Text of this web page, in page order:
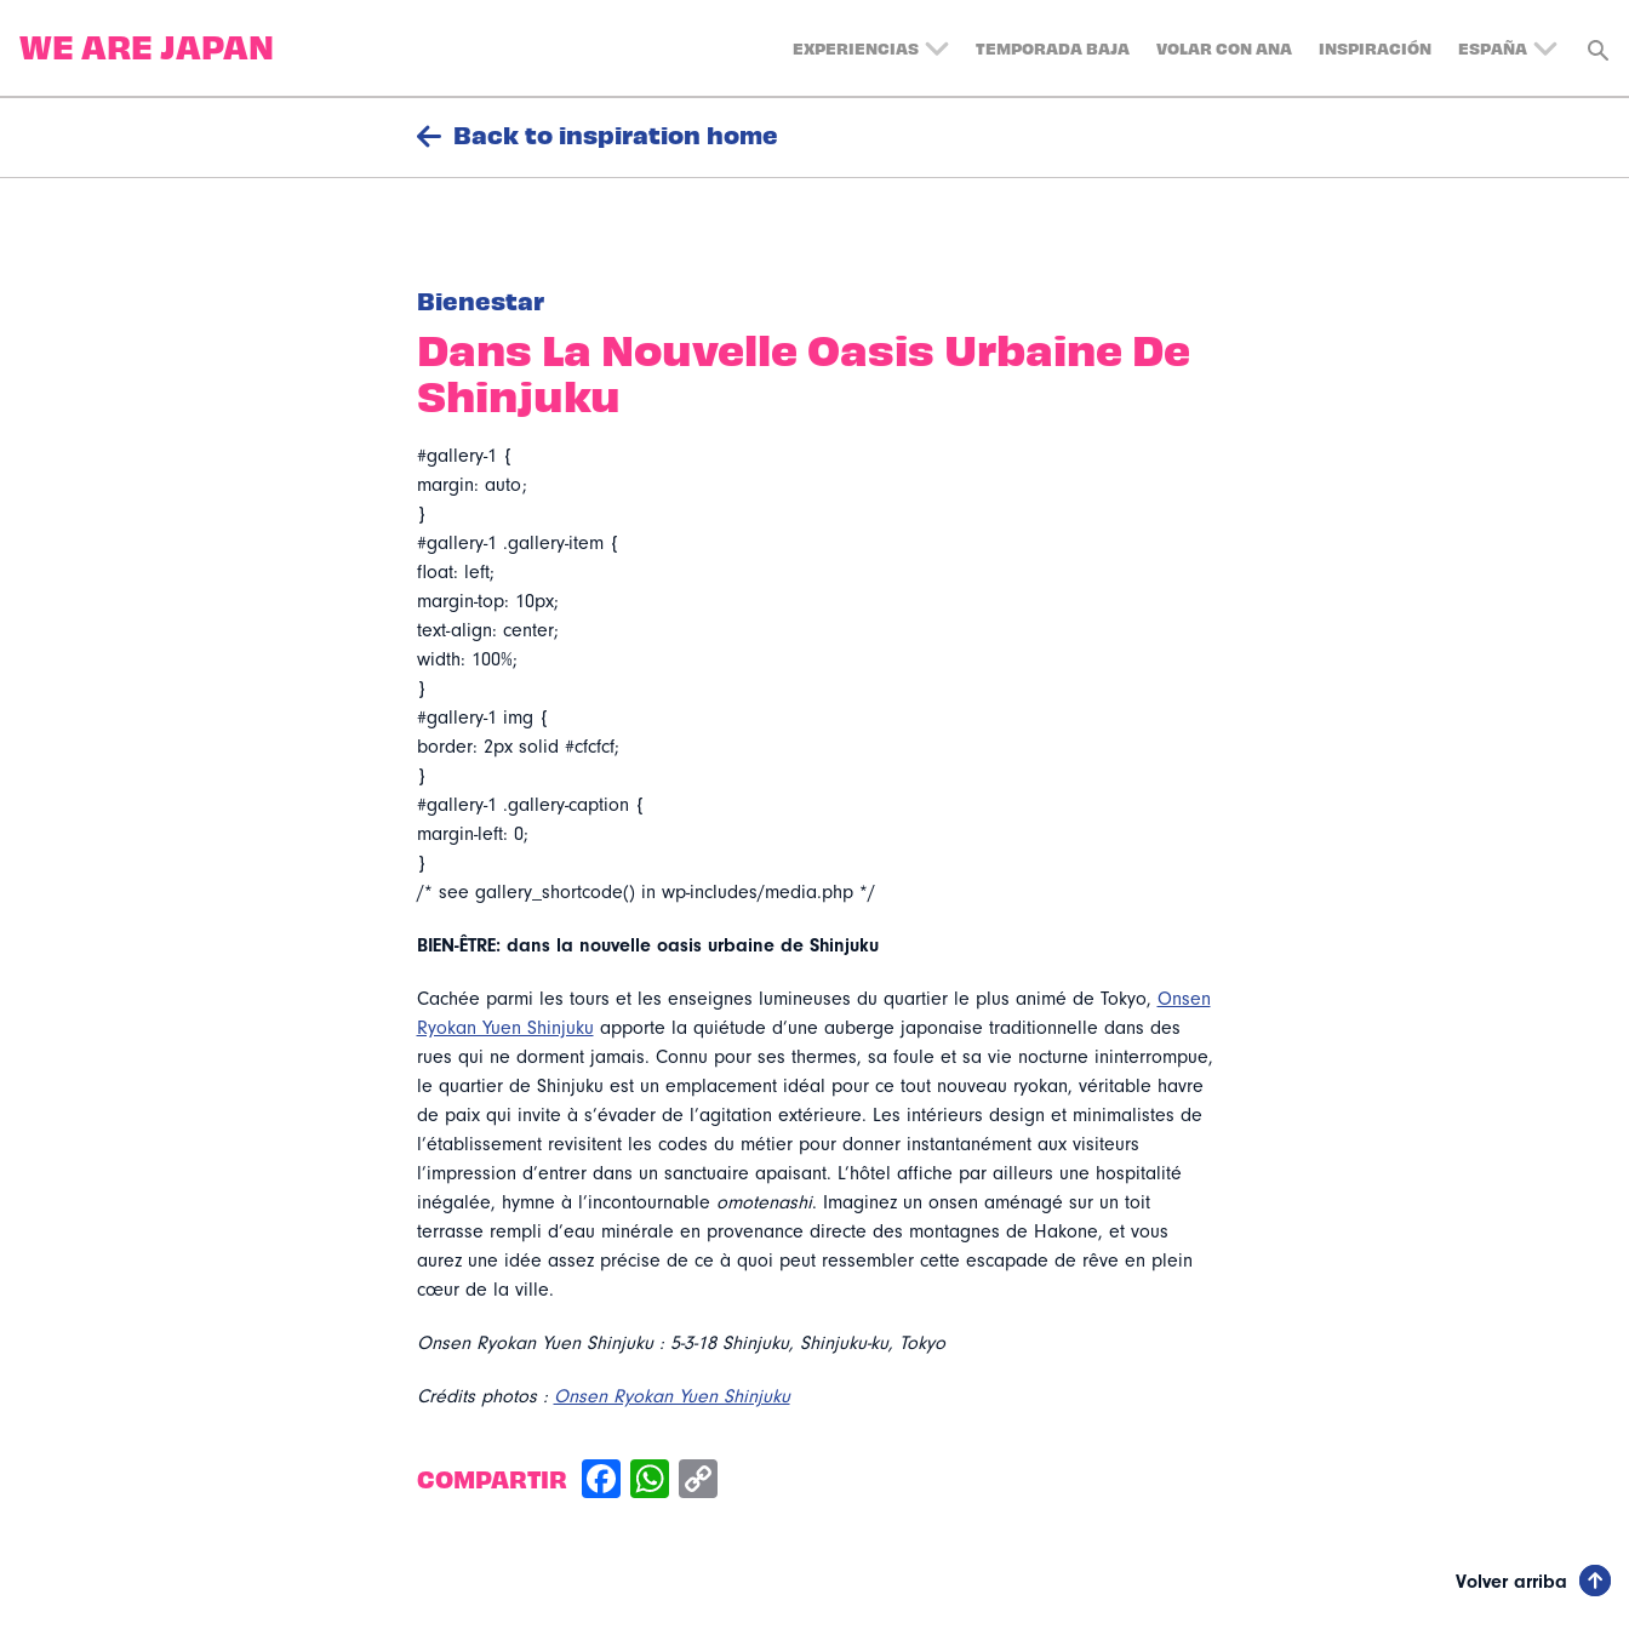
EXPERIENCIAS TEMPORADA BAJA VOLAR CON ANA INSPIRACIÓN ESPAÑA
UNITED KINGDOM
Back to inspiration home
Bienestar
Dans La Nouvelle Oasis Urbaine De
Shinjuku
#gallery-1 {
margin: auto;
}
#gallery-1 .gallery-item {
float: left;
margin-top: 10px;
text-align: center;
width: 100%;
}
#gallery-1 img {
border: 2px solid #cfcfcf;
}
#gallery-1 .gallery-caption {
margin-left: 0;
}
/* see gallery_shortcode() in wp-includes/media.php */
BIEN-ÊTRE: dans la nouvelle oasis urbaine de Shinjuku
Cachée parmi les tours et les enseignes lumineuses du quartier le plus animé de Tokyo, Onsen
Ryokan Yuen Shinjuku apporte la quiétude d’une auberge japonaise traditionnelle dans des
rues qui ne dorment jamais. Connu pour ses thermes, sa foule et sa vie nocturne ininterrompue,
le quartier de Shinjuku est un emplacement idéal pour ce tout nouveau ryokan, véritable havre
de paix qui invite à s’évader de l’agitation extérieure. Les intérieurs design et minimalistes de
l’établissement revisitent les codes du métier pour donner instantanément aux visiteurs
l’impression d’entrer dans un sanctuaire apaisant. L’hôtel affiche par ailleurs une hospitalité
inégalée, hymne à l’incontournable omotenashi. Imaginez un onsen aménagé sur un toit
terrasse rempli d’eau minérale en provenance directe des montagnes de Hakone, et vous
aurez une idée assez précise de ce à quoi peut ressembler cette escapade de rêve en plein
cœur de la ville.
Onsen Ryokan Yuen Shinjuku : 5-3-18 Shinjuku, Shinjuku-ku, Tokyo
Crédits photos : Onsen Ryokan Yuen Shinjuku
COMPARTIR
Volver arriba